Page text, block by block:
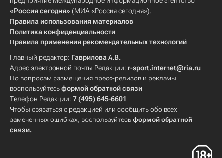
«Россия сегодня» (МИА «Россия сегодня»).
Правила использования материалов
Политика конфиденциальности
Правила применения рекомендательных технологий
Главный редактор: Гаврилова А.В.
Адрес электронной почты Редакции: r-sport.internet@ria.ru
По вопросам размещения пресс-релизов и рекламы
воспользуйтесьформой обратной связи
Телефон Редакции: 7 (495) 645-6601
Чтобы связаться с редакцией или сообщить обо всех
замеченных ошибках, воспользуйтесьформой обратной
связи.